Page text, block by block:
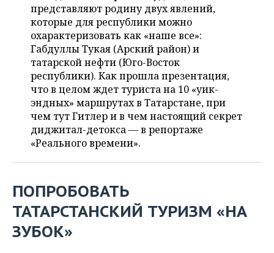
КИБЕРСПОРТ
ФИГУРНОЕ КАТАНИЕ
ВОДНЫЕ ВИДЫ СПОРТА
ХОККЕЙ С МЯЧОМ
КУЛЬТУРА
МЕДИЦИНА
ОБРАЗОВАНИЕ
ПРОИСШЕСТВИЯ
СПИСОК КОМПАНИЙ
представляют родину двух явлений,
которые для республики можно
охарактеризовать как «наше все»:
Габдуллы Тукая (Арский район) и
татарской нефти (Юго-Восток
республики). Как прошла презентация,
что в целом ждет туриста на 10 «уик-
эндных» маршрутах в Татарстане, при
чем тут Гитлер и в чем настоящий секрет
диджитал-детокса — в репортаже
«Реального времени».
ПОПРОБОВАТЬ
ТАТАРСТАНСКИЙ ТУРИЗМ «НА
ЗУБОК»